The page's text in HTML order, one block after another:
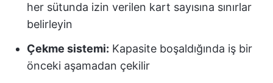
her sütunda izin verilen kart sayısına sınırlar
belirleyin
Çekme sistemi: Kapasite boşaldığında iş bir
önceki aşamadan çekilir